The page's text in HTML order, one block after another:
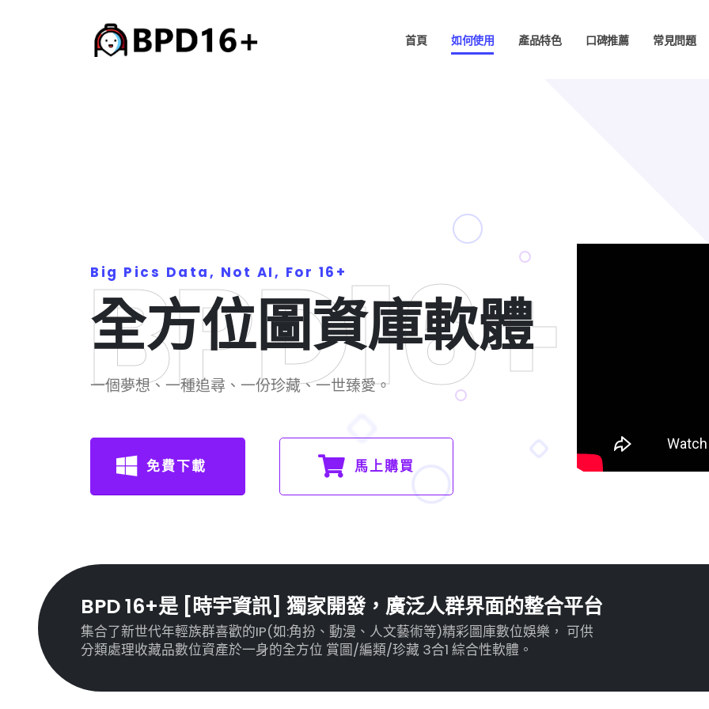
首頁 如何使用 產品特色 口碑推薦 常見問題
Big Pics Data, Not AI, For 16+
BPD16+
全方位圖資庫軟體
一個夢想、一種追尋、一份珍藏、一世臻愛。
免費下載 馬上購買
BPD 16+是 [時宇資訊] 獨家開發，廣泛人群界面的整合平台
集合了新世代年輕族群喜歡的IP(如:角扮、動漫、人文藝術等)精彩圖庫數位娛樂， 可供
分類處理收藏品數位資產於一身的全方位 賞圖/編類/珍藏 3合1 綜合性軟體。